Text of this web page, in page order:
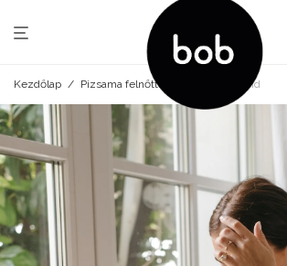
Kezdőlap / Pizsama felnőtt bob hálóing sand